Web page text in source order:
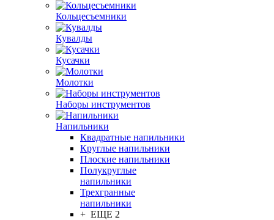
Кольцесъемники
Кувалды
Кусачки
Молотки
Наборы инструментов
Напильники
Квадратные напильники
Круглые напильники
Плоские напильники
Полукруглые
напильники
Трехгранные
напильники
+ ЕЩЕ 2